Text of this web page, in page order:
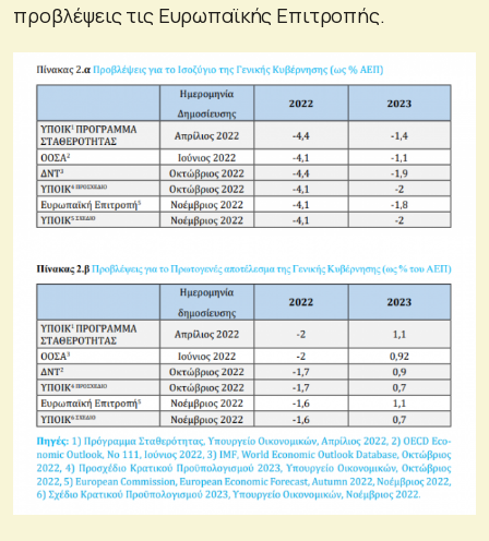
προβλέψεις τις Ευρωπαϊκής Επιτροπής.